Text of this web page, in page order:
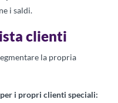
i saldi.
clienti
la propria
per i propri clienti speciali: